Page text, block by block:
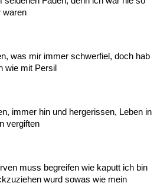
waren
was mir immer schwerfiel, doch hab
wie mit Persil
immer hin und hergerissen, Leben in
vergiften
muss begreifen wie kaputt ich bin
wurd sowas wie mein